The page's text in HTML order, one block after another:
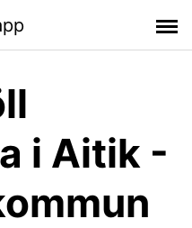
i Aitik -